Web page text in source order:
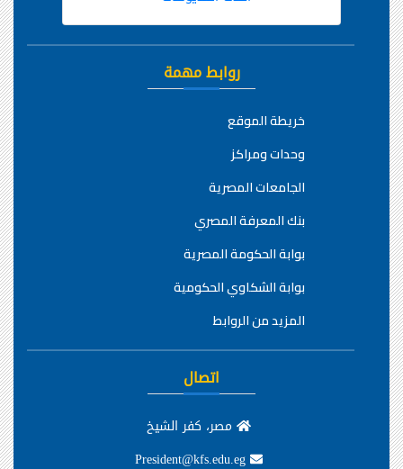
روابط مهمة
خريطة الموقع
وحدات ومراكز
الجامعات المصرية
بنك المعرفة المصري
بوابة الحكومة المصرية
بوابة الشكاوي الحكومية
المزيد من الروابط
اتصال
مصر، كفر الشيخ